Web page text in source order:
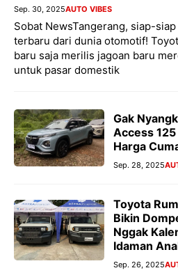
Sep. 30, 2025AUTO VIBES
Sobat NewsTangerang, siap-
terbaru dari dunia otomotif!
baru saja merilis jagoan baru
untuk pasar domestik
Gak
Access
Harga
Sep. 28, 2025
Toyota
Bikin
Nggak
Idaman
Sep. 26, 2025